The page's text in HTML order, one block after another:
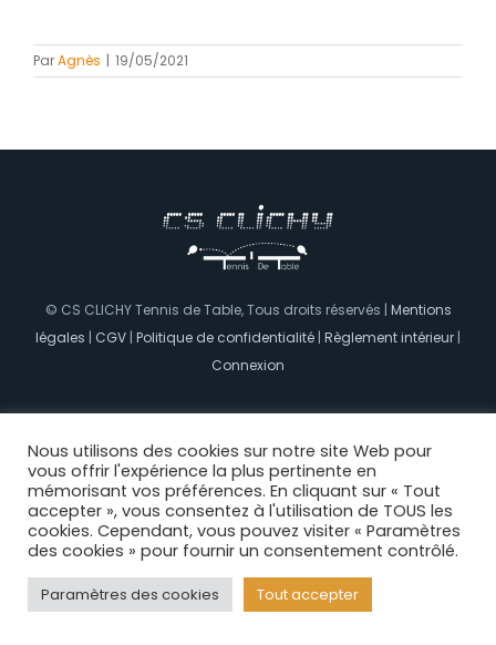
ParAgnès | 19/05/2021
© CS CLICHY Tennis de Table, Tous droits réservés | Mentions
légales | CGV | Politique de confidentialité | Règlement intérieur |
Connexion
Nous utilisons des cookies sur notre site Web pour
vous offrir l'expérience la plus pertinente en
mémorisant vos préférences. En cliquant sur « Tout
accepter », vous consentez à l'utilisation de TOUS les
cookies. Cependant, vous pouvez visiter « Paramètres
des cookies » pour fournir un consentement contrôlé.
Paramètres des cookies Tout accepter